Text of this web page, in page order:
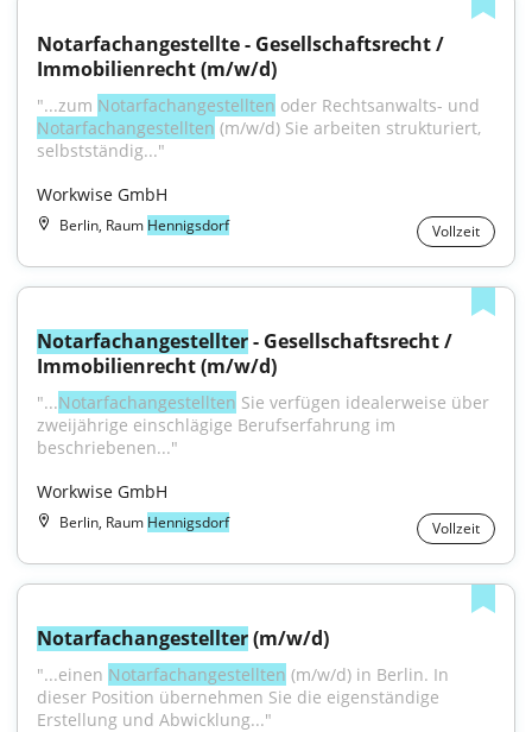
Notarfachangestellte - Gesellschaftsrecht /
Immobilienrecht (m/w/d)
"...zum Notarfachangestellten
Notarfachangestellten (m/w/d) Sie arbeiten strukturiert,
selbstständig..."
Workwise GmbH
Berlin, Raum Hennigsdorf Vollzeit
Notarfachangestellter - Gesellschaftsrecht /
Immobilienrecht (m/w/d)
"...Notarfachangestellten Sie verfügen idealerweise über
zweijährige einschlägige Berufserfahrung im
beschriebenen..."
Workwise GmbH
Berlin, Raum Hennigsdorf Vollzeit
Notarfachangestellter (m/w/d)
"...einen Notarfachangestellten (m/w/d) in Berlin. In
dieser Position übernehmen Sie die eigenständige
Erstellung und Abwicklung..."